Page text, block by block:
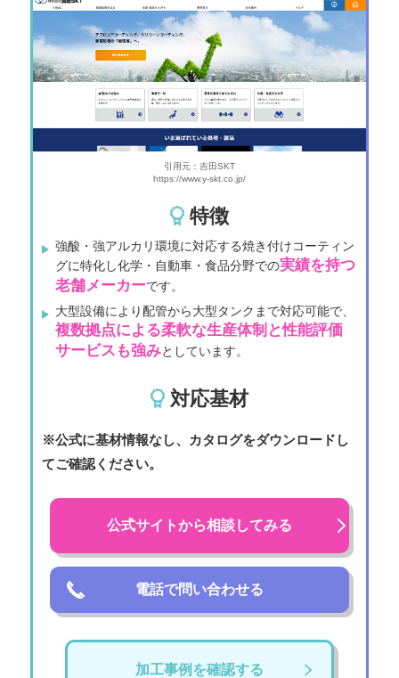
引用元：吉田SKT
https://www.y-skt.co.jp/
特徴
強酸・強アルカリ環境に対応する焼き付けコーティン
グに特化し化学・自動車・食品分野での実績を持つ
老舗メーカーです。
大型設備により配管から大型タンクまで対応可能で、
複数拠点による柔軟な生産体制と性能評価
サービスも強みとしています。
対応基材
※公式に基材情報なし、カタログをダウンロードし
てご確認ください。
公式サイトから相談してみる
電話で問い合わせる
加工事例を確認する